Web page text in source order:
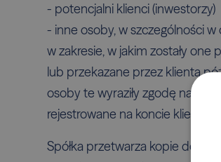
- potencjalni klienci (inwestorzy)
- inne osoby, w szczególności
w zakresie, w jakim zostały
lub przekazane przez klienta
osoby te wyraziły zgodę na
rejestrowane na koncie klienta
Spółka przetwarza kopie